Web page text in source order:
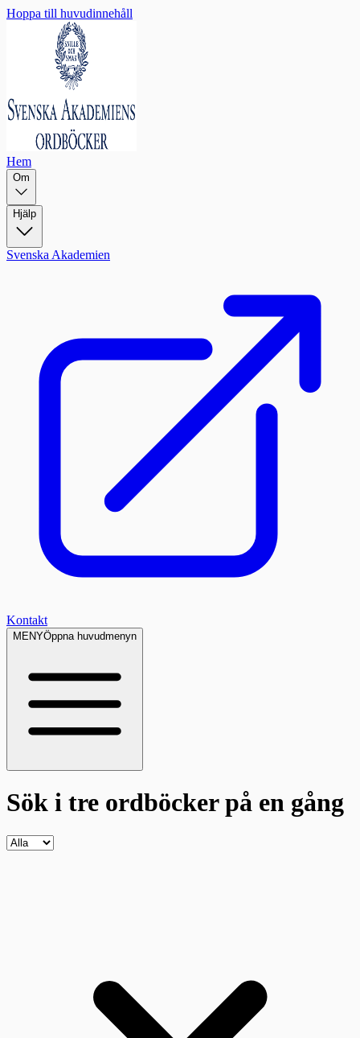
Hoppa till huvudinnehåll
Hem
Om
Hjälp
Svenska Akademien
Kontakt
MENYÖppna huvudmenyn
Sök i tre ordböckerpå en gång